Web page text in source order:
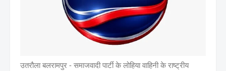
उतरौला बलरामपुर - समाजवादी पार्टी के लोहिया वाहिनी के राष्ट्रीय